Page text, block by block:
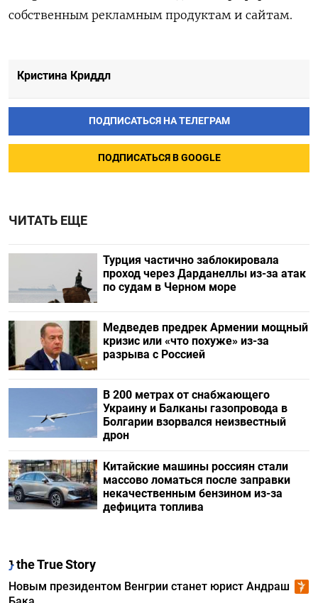
собственным рекламным продуктам и сайтам.
Кристина Криддл
ПОДПИСАТЬСЯ НА ТЕЛЕГРАМ
ПОДПИСАТЬСЯ В GOOGLE
ЧИТАТЬ ЕЩЕ
Турция частично заблокировала
проход через Дарданеллы из-за атак
по судам в Черном море
Медведев предрек Армении мощный
кризис или «что похуже» из-за
разрыва с Россией
В 200 метрах от снабжающего
Украину и Балканы газопровода в
Болгарии взорвался неизвестный
дрон
Китайские машины россиян стали
массово ломаться после заправки
некачественным бензином из-за
дефицита топлива